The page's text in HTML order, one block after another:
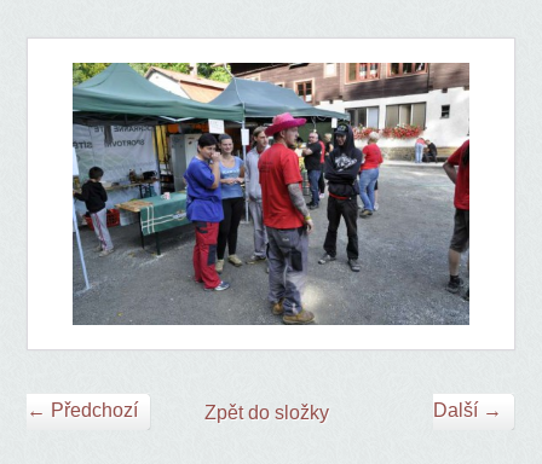
← Předchozí Další →
Zpět do složky